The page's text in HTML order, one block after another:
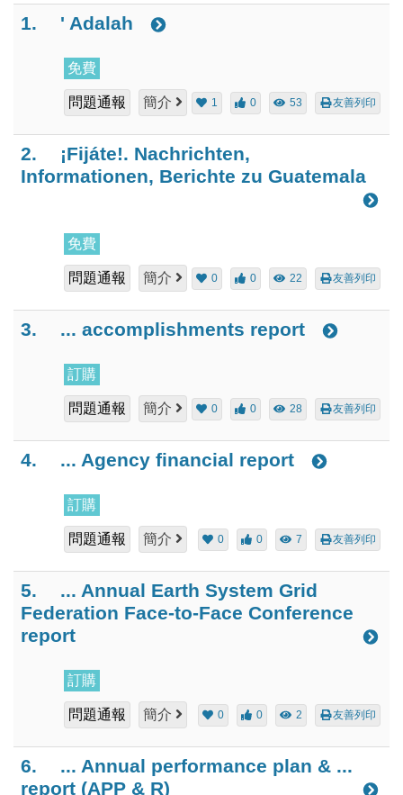
1. ' Adalah
免費
問題通報 簡介 1 0 53 友善列印
2.
¡Fijáte!. Nachrichten,
Informationen, Berichte zu Guatemala
免費
問題通報 簡介 0 0 22 友善列印
3. ... accomplishments report
訂購
問題通報 簡介 0 0 28 友善列印
4. ... Agency financial report
訂購
問題通報 簡介 0 0 7 友善列印
5.
... Annual Earth System Grid
Federation Face-to-Face Conference
report
訂購
問題通報 簡介 0 0 2 友善列印
6.
... Annual performance plan & ...
report (APP & R)